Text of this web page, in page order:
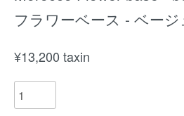
フラワーベース - ベージ
¥13,200 taxin